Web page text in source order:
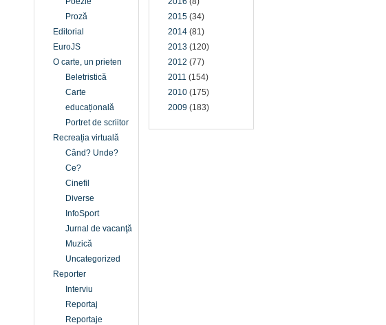
2015 (34)
2014 (81)
2013 (120)
2012 (77)
2011 (154)
2010 (175)
2009 (183)
Proză
Editorial
EuroJS
O carte, un prieten
Beletristică
Carte
educațională
Portret de scriitor
Recreația virtuală
Când? Unde?
Ce?
Cinefil
Diverse
InfoSport
Jurnal de vacanţă
Muzică
Uncategorized
Reporter
Interviu
Reportaj
Reportaje